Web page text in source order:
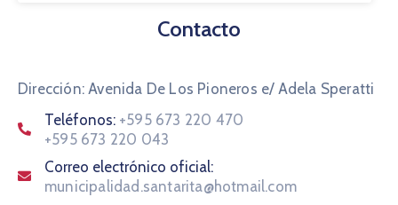
Contacto
Dirección: Avenida De Los Pioneros e/ Adela Speratti
Teléfonos: +595 673 220 470
+595 673 220 043
Correo electrónico oficial:
municipalidad.santarita@hotmail.com